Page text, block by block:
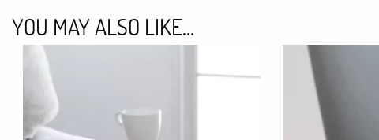
DIMENSIONES:
48x30x1 cm. Peso: 1kg.
COLORES:
La bandeja New Detray está disponible en color natural de madera
PREMIOS:
YOU MAY ALSO LIKE…